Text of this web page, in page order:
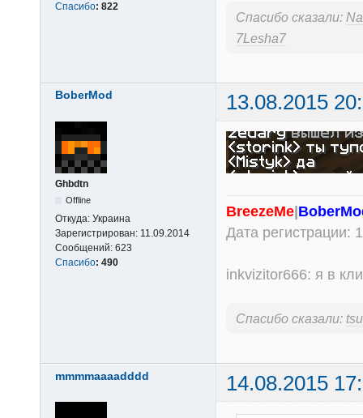
Спасибо: 822
Спасибо сказали:
7Lesha7
BoberMod 13.08.2015
Ghbdtn
Offline
Откуда: Украина
Зарегистрирован: 11.09.2014
Сообщений: 623
Спасибо: 490
BreezeMe|
Дата регистрации:
inkvizitor666: я в
Спасибо сказали:
mmmmaaaadddd 14.08.2015